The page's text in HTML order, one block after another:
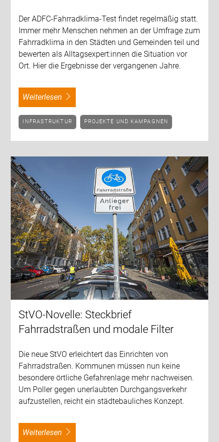
Der ADFC-Fahrradklima-Test findet regelmäßig statt.
Immer mehr Menschen nehmen an der Umfrage zum
Fahrradklima in den Städten und Gemeinden teil und
bewerten als Alltagsexpert:innen die Situation vor
Ort. Hier die Ergebnisse der vergangenen Jahre.
weiterlesen
INFRASTRUKTUR PROJEKTE UND KAMPAGNEN
StVO-Novelle: Steckbrief
Fahrradstraßen und modale Filter
Die neue StVO erleichtert das Einrichten von
Fahrradstraßen. Kommunen müssen nun keine
besondere örtliche Gefahrenlage mehr nachweisen.
Um Poller gegen unerlaubten Durchgangsverkehr
aufzustellen, reicht ein städtebauliches Konzept.
weiterlesen